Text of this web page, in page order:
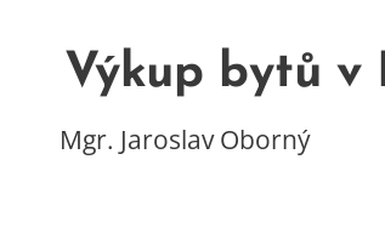
Výkup bytů v
Mgr. Jaroslav Oborný